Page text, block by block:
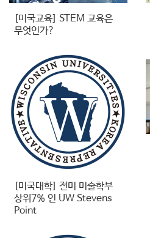
[미국교육] STEM 교육은
무엇인가?
[미국대학] 전미 미술학부
상위7% 인 UW Stevens
Point